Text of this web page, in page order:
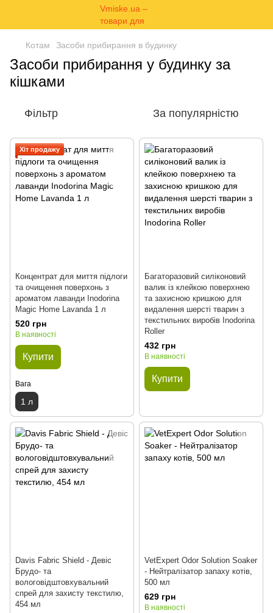
Котам Засоби прибирання в будинку
Засоби прибирання у будинку за
кішками
Фільтр За популярністю
Хіт продажу
Концентрат для миття підлоги
та очищення поверхонь з
ароматом лаванди Inodorina
Magic Home Lavanda 1 л
520 грн
В наявності
Купити
Вага
1 л
Багаторазовий силіконовий
валик із клейкою поверхнею
та захисною кришкою для
видалення шерсті тварин з
текстильних виробів Inodorina
Roller
432 грн
В наявності
Купити
Davis Fabric Shield - Девіс
Брудо- та
вологовідштовхувальний
спрей для захисту текстилю,
454 мл
VetExpert Odor Solution Soaker
- Нейтралізатор запаху котів,
500 мл
629 грн
В наявності